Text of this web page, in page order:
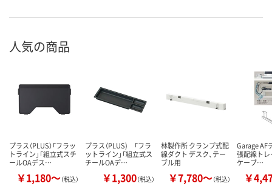
人気の商品
プラス（PLUS）「フラッ
トライン」「組立式スチ
ールOAデス…
￥1,180～（税込）
プラス（PLUS) 「フラ
ットライン」「組立式ス
チールOAデ…
￥1,300（税込）
林製作所 クランプ式配
線ダクト デスク、テー
ブル用
￥7,780～（税込）
Garage AF
張配線ト
ケーブ…
￥